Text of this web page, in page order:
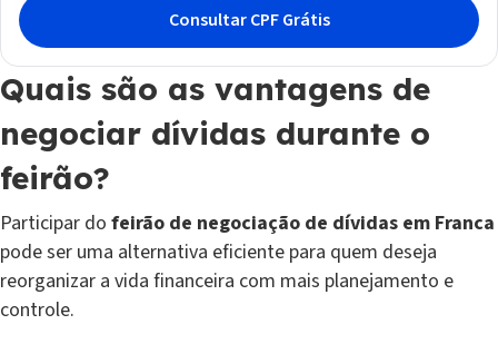
Quais são as vantagens de
negociar dívidas durante o
feirão?
Participar do feirão de negociação de dívidas em Franca
pode ser uma alternativa eficiente para quem deseja
reorganizar a vida financeira com mais planejamento e
controle.